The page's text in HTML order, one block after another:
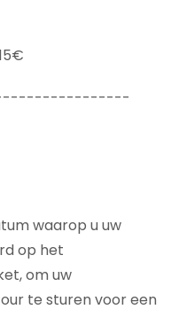
waarop u uw
op het
om uw
te sturen voor een